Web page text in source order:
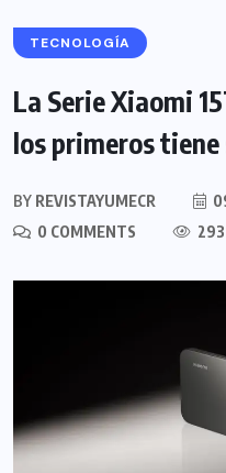
TECNOLOGÍA
La Serie Xiaomi
los primeros tiene
BY REVISTAYUMECR
0 COMMENTS